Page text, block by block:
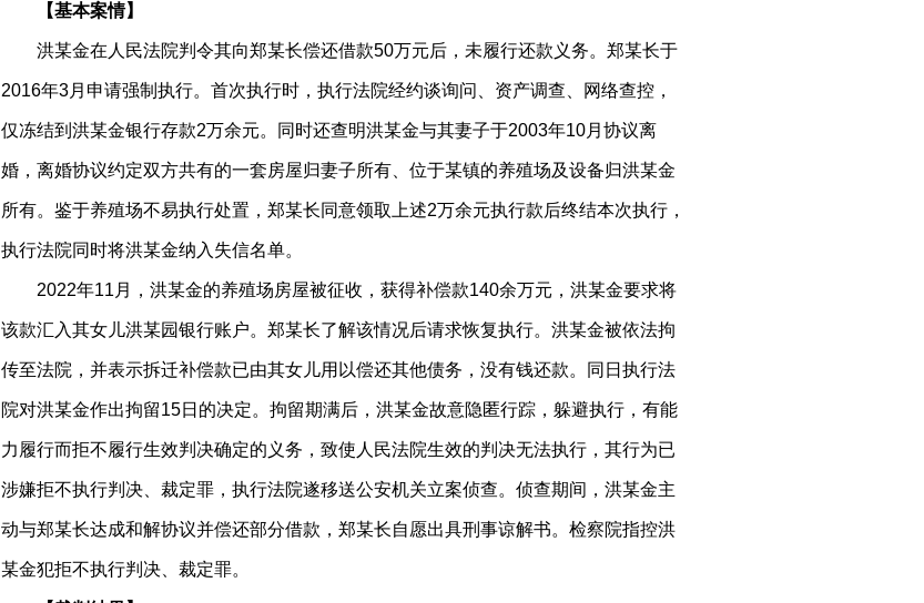
【基本案情】
洪某金在人民法院判令其向郑某长偿还借款50万元后，未履行还款义务。郑某长于
2016年3月申请强制执行。首次执行时，执行法院经约谈询问、资产调查、网络查控，
仅冻结到洪某金银行存款2万余元。同时还查明洪某金与其妻子于2003年10月协议离
婚，离婚协议约定双方共有的一套房屋归妻子所有、位于某镇的养殖场及设备归洪某金
所有。鉴于养殖场不易执行处置，郑某长同意领取上述2万余元执行款后终结本次执行，
执行法院同时将洪某金纳入失信名单。
2022年11月，洪某金的养殖场房屋被征收，获得补偿款140余万元，洪某金要求将
该款汇入其女儿洪某园银行账户。郑某长了解该情况后请求恢复执行。洪某金被依法拘
传至法院，并表示拆迁补偿款已由其女儿用以偿还其他债务，没有钱还款。同日执行法
院对洪某金作出拘留15日的决定。拘留期满后，洪某金故意隐匿行踪，躲避执行，有能
力履行而拒不履行生效判决确定的义务，致使人民法院生效的判决无法执行，其行为已
涉嫌拒不执行判决、裁定罪，执行法院遂移送公安机关立案侦查。侦查期间，洪某金主
动与郑某长达成和解协议并偿还部分借款，郑某长自愿出具刑事谅解书。检察院指控洪
某金犯拒不执行判决、裁定罪。